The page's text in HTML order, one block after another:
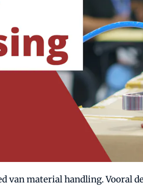
van material handling. Vooral